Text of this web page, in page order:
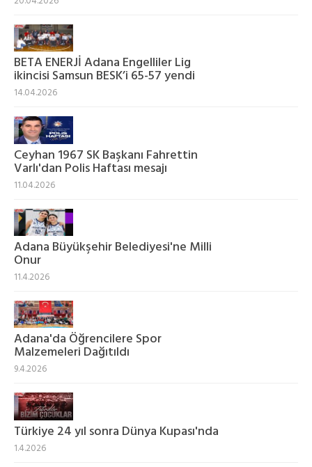
BETA ENERJİ Adana Engelliler Lig
ikincisi Samsun BESK’i 65-57 yendi
14.04.2026
Ceyhan 1967 SK Başkanı Fahrettin
Varlı'dan Polis Haftası mesajı
11.04.2026
Adana Büyükşehir Belediyesi'ne Milli
Onur
11.4.2026
Adana'da Öğrencilere Spor
Malzemeleri Dağıtıldı
9.4.2026
Türkiye 24 yıl sonra Dünya Kupası'nda
1.4.2026